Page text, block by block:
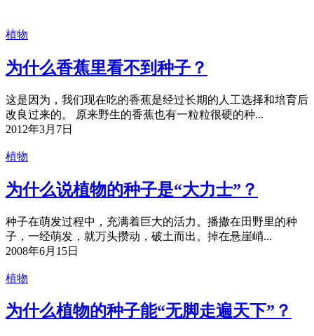
植物
为什么香蕉里看不到种子？
这是因为，我们现在吃的香蕉是经过长期的人工选择和培育后
改良过来的。 原来野生的香蕉也有一粒粒很硬的种...
2012年3月7日
植物
为什么说植物的种子是“大力士”？
种子在萌发过程中，充满着巨大的活力。播撒在田野里的种
子，一经萌发，就万头攒动，破土而出。掉在悬崖峭...
2008年6月15日
植物
为什么植物的种子能“无脚走遍天下”？